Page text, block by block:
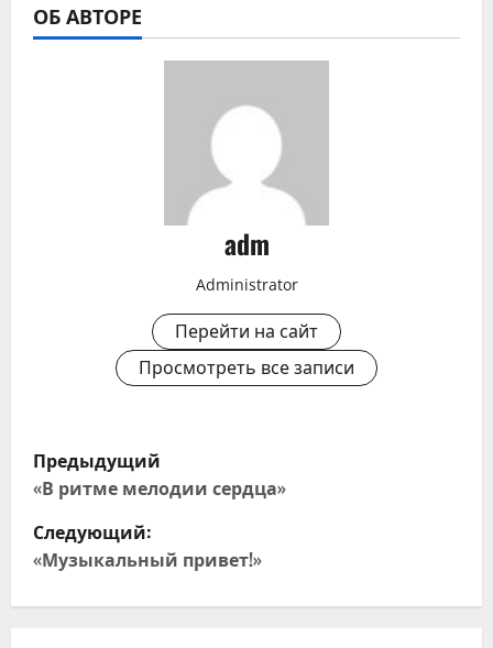
ОБ АВТОРЕ
adm
Administrator
Перейти на сайт
Просмотреть все записи
Н
а
в
Предыдущий
«В ритме мелодии сердца»
Следующий:
«Музыкальный привет!»